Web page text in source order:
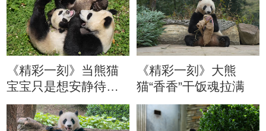
《精彩一刻》当熊猫
宝宝只是想安静待会
儿
《精彩一刻》大熊
猫“香香”干饭魂拉满